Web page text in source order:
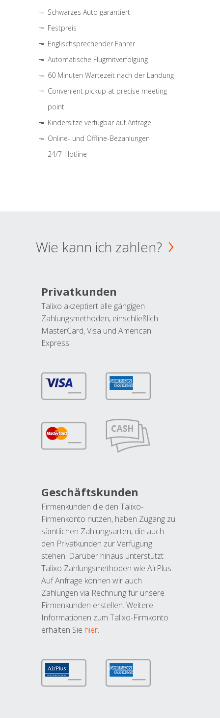
Schwarzes Auto garantiert
Festpreis
Englischsprechender Fahrer
Automatische Flugmitverfolgung
60 Minuten Wartezeit nach der Landung
Convenient pickup at precise meeting
point
Kindersitze verfügbar auf Anfrage
Online- und Offline-Bezahlungen
24/7-Hotline
Wie kann ich zahlen?
Privatkunden
Talixo akzeptiert alle gängigen
Zahlungsmethoden, einschließlich
MasterCard, Visa und American
Express.
Geschäftskunden
Firmenkunden die den Talixo-
Firmenkonto nutzen, haben Zugang zu
sämtlichen Zahlungsarten, die auch
den Privatkunden zur Verfügung
stehen. Darüber hinaus unterstützt
Talixo Zahlungsmethoden wie AirPlus.
Auf Anfrage können wir auch
Zahlungen via Rechnung für unsere
Firmenkunden erstellen. Weitere
Informationen zum Talixo-Firmkonto
erhalten Sie hier.